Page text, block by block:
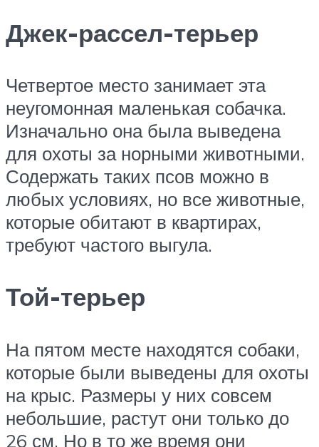
Джек-рассел-терьер
Четвертое место занимает эта
неугомонная маленькая собачка.
Изначально она была выведена
для охоты за норными животными.
Содержать таких псов можно в
любых условиях, но все животные,
которые обитают в квартирах,
требуют частого выгула.
Той-терьер
На пятом месте находятся собаки,
которые были выведены для охоты
на крыс. Размеры у них совсем
небольшие, растут они только до
26 см. Но в то же время они